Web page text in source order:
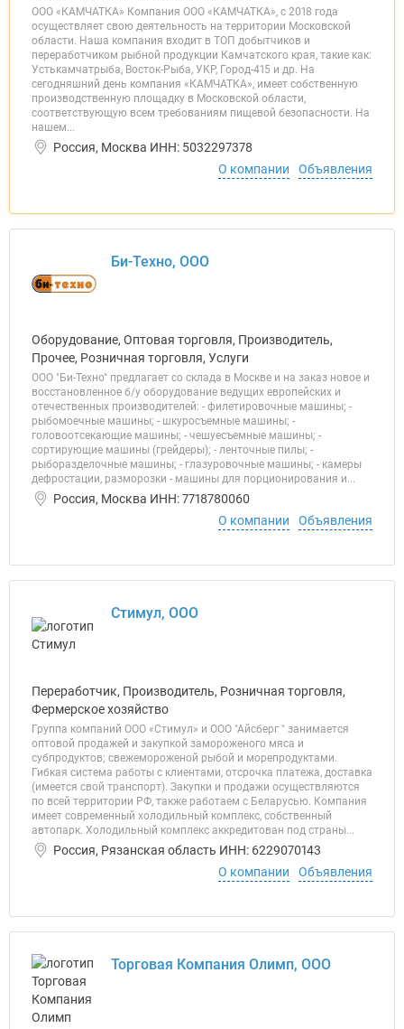
ООО «КАМЧАТКА» Компания ООО «КАМЧАТКА», с 2018 года
осуществляет свою деятельность на территории Московской
области. Наша компания входит в ТОП добытчиков и
переработчиком рыбной продукции Камчатского края, такие как:
Устькамчатрыба, Восток-Рыба, УКР, Город-415 и др. На
сегодняшний день компания «КАМЧАТКА», имеет собственную
производственную площадку в Московской области,
соответствующую всем требованиям пищевой безопасности. На
нашем...
Россия, Москва ИНН: 5032297378
О компании
Объявления
Би-Техно, ООО
Оборудование, Оптовая торговля, Производитель,
Прочее, Розничная торговля, Услуги
ООО "Би-Техно" предлагает со склада в Москве и на заказ новое и
восстановленное б/у оборудование ведущих европейских и
отечественных производителей: - филетировочные машины; -
рыбомоечные машины; - шкуросъемные машины; -
головоотсекающие машины; - чешуесъемные машины; -
сортирующие машины (грейдеры); - ленточные пилы; -
рыборазделочные машины; - глазуровочные машины; - камеры
дефростации, разморозки - машины для порционирования и...
Россия, Москва ИНН: 7718780060
О компании
Объявления
Стимул, ООО
Переработчик, Производитель, Розничная торговля,
Фермерское хозяйство
Группа компаний ООО «Стимул» и ООО "Айсберг " занимается
оптовой продажей и закупкой замороженого мяса и
субпродуктов; свежемороженой рыбой и морепродуктами.
Гибкая система работы с клиентами, отсрочка платежа, доставка
(имеется свой транспорт). Закупки и продажи осуществляются
по всей территории РФ, также работаем с Беларусью. Компания
имеет современный холодильный комплекс, собственный
автопарк. Холодильный комплекс аккредитован под страны...
Россия, Рязанская область ИНН: 6229070143
О компании
Объявления
Торговая Компания Олимп, ООО